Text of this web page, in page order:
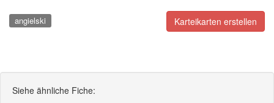
Karteikarten erstellen
angielski
Siehe ähnliche Fiche: